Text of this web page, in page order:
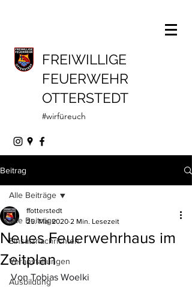
FREIWILLIGE
FEUERWEHR
OTTERSTEDT
#wirfüreuch
Beitrag
Alle Beiträge
Einsatznachrichten
Veranstaltungen
Ausbildung
Alle Beiträge
Neues Feuerwehrhaus im
Zeitplan
ffotterstedt
25. Mai 2020 2 Min. Lesezeit
Von Tobias Woelki